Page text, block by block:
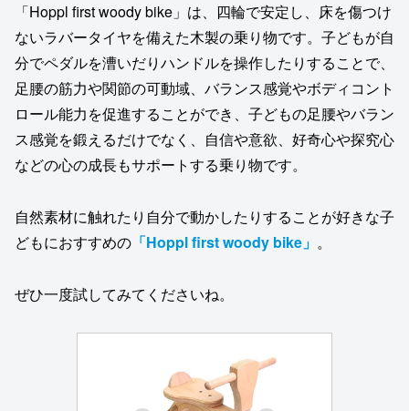
「Hoppl first woody bike」は、四輪で安定し、床を傷つけ
ないラバータイヤを備えた木製の乗り物です。子どもが自
分でペダルを漕いだりハンドルを操作したりすることで、
足腰の筋力や関節の可動域、バランス感覚やボディコント
ロール能力を促進することができ、子どもの足腰やバラン
ス感覚を鍛えるだけでなく、自信や意欲、好奇心や探究心
などの心の成長もサポートする乗り物です。
自然素材に触れたり自分で動かしたりすることが好きな子
どもにおすすめの 「Hoppl first woody bike」 。
ぜひ一度試してみてくださいね。